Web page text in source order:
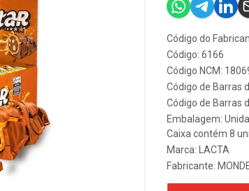
Código do
Código: 6166
Código NCM:
Código de Barras
Código de Barras
Embalagem:
Caixa contém 8
Marca:
LACTA
Fabricante: